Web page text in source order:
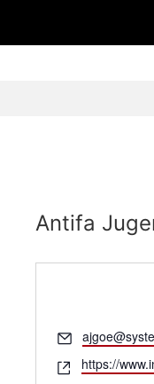
Juzi
Antifa
E
m
a
W
https://